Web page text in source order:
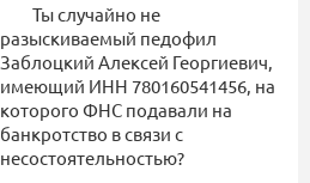
Ты случайно не
разыскиваемый педофил
Заблоцкий Алексей Георгиевич,
имеющий ИНН 780160541456, на
которого ФНС подавали на
банкротство в связи с
несостоятельностью?